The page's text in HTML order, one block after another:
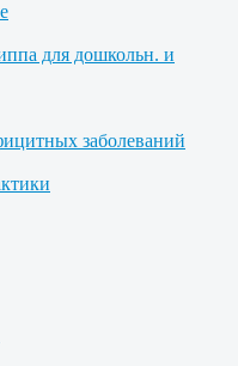
для дошкольн. и
заболеваний